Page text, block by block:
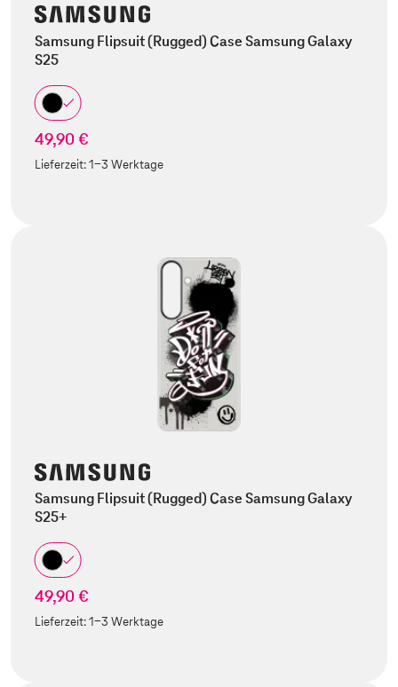
Samsung Flipsuit (Rugged) Case Samsung Galaxy
S25
49,90 €
Lieferzeit:1-3 Werktage
Samsung Flipsuit (Rugged) Case Samsung Galaxy
S25+
49,90 €
Lieferzeit:1-3 Werktage